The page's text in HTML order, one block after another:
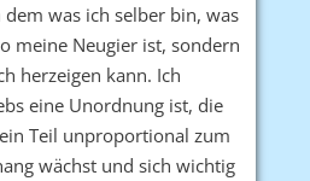
was ich selber bin, was
meine Neugier ist, sondern
herzeigen kann. Ich
eine Unordnung ist, die
Teil unproportional zum
wächst und sich wichtig